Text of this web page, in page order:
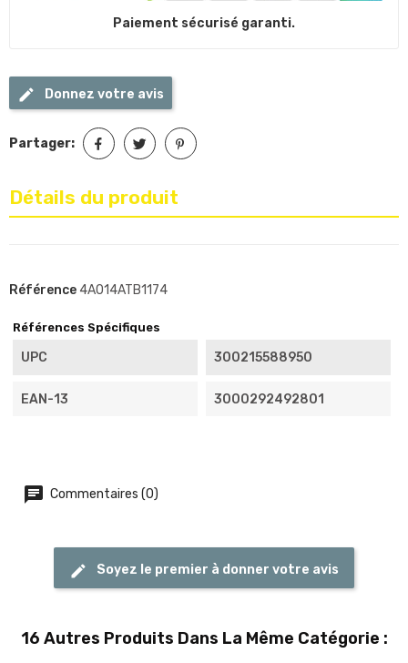
Paiement sécurisé garanti.
Donnez votre avis
Partager:
Détails du produit
Référence 4A014ATB1174
Références Spécifiques
UPC 300215588950
EAN-13 3000292492801
Commentaires (0)
Soyez le premier à donner votre avis
16 Autres Produits Dans La Même Catégorie :